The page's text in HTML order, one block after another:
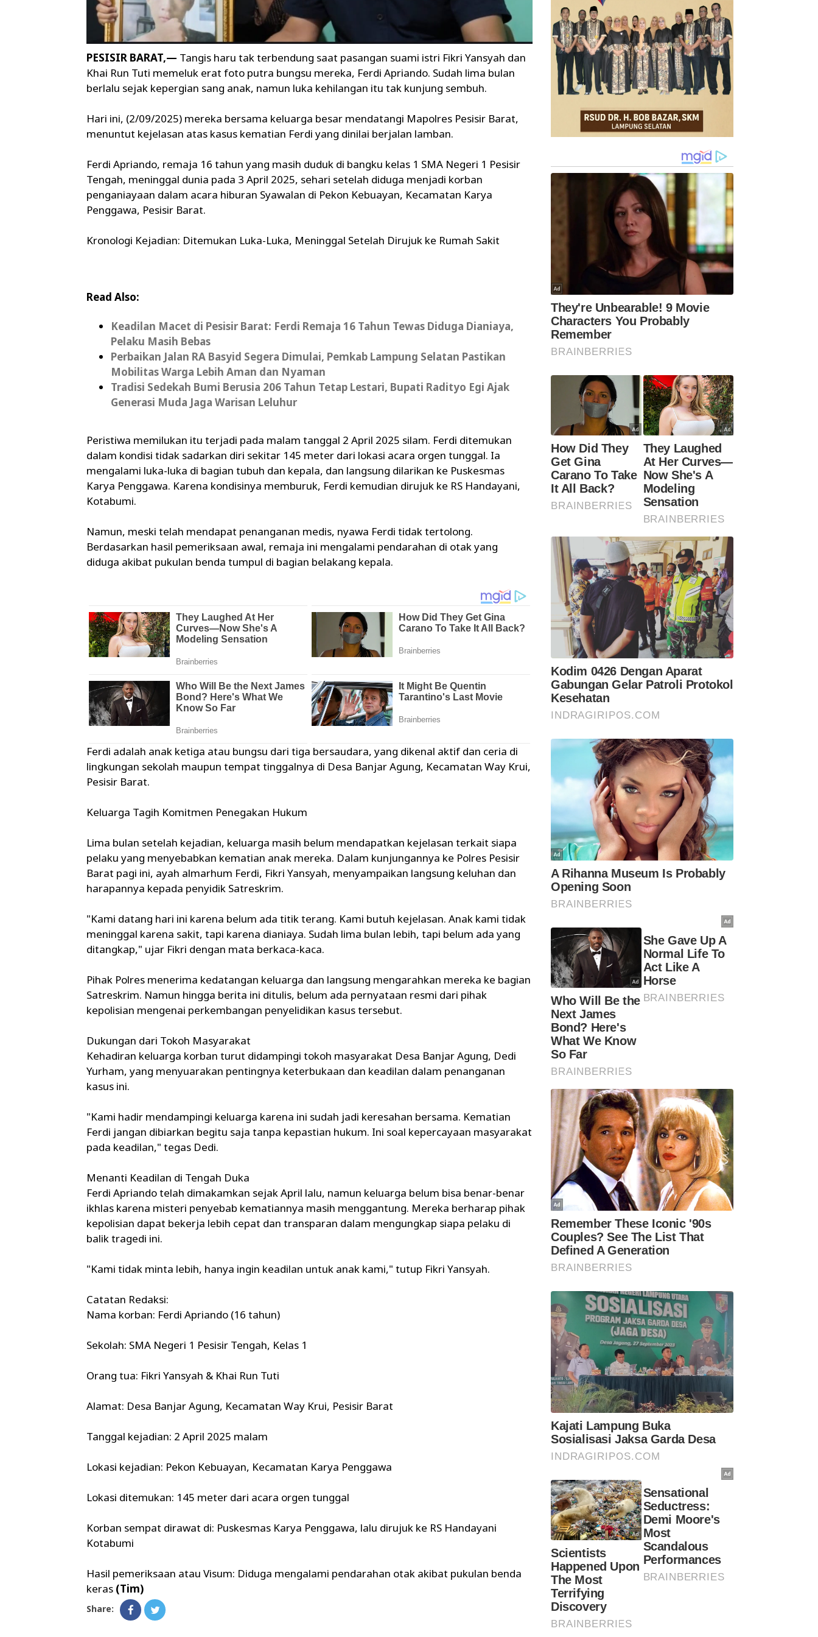
PESISIR BARAT,— Tangis haru tak terbendung saat pasangan suami istri Fikri Yansyah dan
Khai Run Tuti memeluk erat foto putra bungsu mereka, Ferdi Apriando. Sudah lima bulan
berlalu sejak kepergian sang anak, namun luka kehilangan itu tak kunjung sembuh.
Hari ini, (2/09/2025) mereka bersama keluarga besar mendatangi Mapolres Pesisir Barat,
menuntut kejelasan atas kasus kematian Ferdi yang dinilai berjalan lamban.
Ferdi Apriando, remaja 16 tahun yang masih duduk di bangku kelas 1 SMA Negeri 1 Pesisir
Tengah, meninggal dunia pada 3 April 2025, sehari setelah diduga menjadi korban
penganiayaan dalam acara hiburan Syawalan di Pekon Kebuayan, Kecamatan Karya
Penggawa, Pesisir Barat.
Kronologi Kejadian: Ditemukan Luka-Luka, Meninggal Setelah Dirujuk ke Rumah Sakit
Read Also:
Keadilan Macet di Pesisir Barat: Ferdi Remaja 16 Tahun Tewas Diduga Dianiaya,
Pelaku Masih Bebas
Perbaikan Jalan RA Basyid Segera Dimulai, Pemkab Lampung Selatan Pastikan
Mobilitas Warga Lebih Aman dan Nyaman
Tradisi Sedekah Bumi Berusia 206 Tahun Tetap Lestari, Bupati Radityo Egi Ajak
Generasi Muda Jaga Warisan Leluhur
Peristiwa memilukan itu terjadi pada malam tanggal 2 April 2025 silam. Ferdi ditemukan
dalam kondisi tidak sadarkan diri sekitar 145 meter dari lokasi acara orgen tunggal. Ia
mengalami luka-luka di bagian tubuh dan kepala, dan langsung dilarikan ke Puskesmas
Karya Penggawa. Karena kondisinya memburuk, Ferdi kemudian dirujuk ke RS Handayani,
Kotabumi.
Namun, meski telah mendapat penanganan medis, nyawa Ferdi tidak tertolong.
Berdasarkan hasil pemeriksaan awal, remaja ini mengalami pendarahan di otak yang
diduga akibat pukulan benda tumpul di bagian belakang kepala.
Ferdi adalah anak ketiga atau bungsu dari tiga bersaudara, yang dikenal aktif dan ceria di
lingkungan sekolah maupun tempat tinggalnya di Desa Banjar Agung, Kecamatan Way Krui,
Pesisir Barat.
Keluarga Tagih Komitmen Penegakan Hukum
Lima bulan setelah kejadian, keluarga masih belum mendapatkan kejelasan terkait siapa
pelaku yang menyebabkan kematian anak mereka. Dalam kunjungannya ke Polres Pesisir
Barat pagi ini, ayah almarhum Ferdi, Fikri Yansyah, menyampaikan langsung keluhan dan
harapannya kepada penyidik Satreskrim.
"Kami datang hari ini karena belum ada titik terang. Kami butuh kejelasan. Anak kami tidak
meninggal karena sakit, tapi karena dianiaya. Sudah lima bulan lebih, tapi belum ada yang
ditangkap," ujar Fikri dengan mata berkaca-kaca.
Pihak Polres menerima kedatangan keluarga dan langsung mengarahkan mereka ke bagian
Satreskrim. Namun hingga berita ini ditulis, belum ada pernyataan resmi dari pihak
kepolisian mengenai perkembangan penyelidikan kasus tersebut.
Dukungan dari Tokoh Masyarakat
Kehadiran keluarga korban turut didampingi tokoh masyarakat Desa Banjar Agung, Dedi
Yurham, yang menyuarakan pentingnya keterbukaan dan keadilan dalam penanganan
kasus ini.
"Kami hadir mendampingi keluarga karena ini sudah jadi keresahan bersama. Kematian
Ferdi jangan dibiarkan begitu saja tanpa kepastian hukum. Ini soal kepercayaan masyarakat
pada keadilan," tegas Dedi.
Menanti Keadilan di Tengah Duka
Ferdi Apriando telah dimakamkan sejak April lalu, namun keluarga belum bisa benar-benar
ikhlas karena misteri penyebab kematiannya masih menggantung. Mereka berharap pihak
kepolisian dapat bekerja lebih cepat dan transparan dalam mengungkap siapa pelaku di
balik tragedi ini.
"Kami tidak minta lebih, hanya ingin keadilan untuk anak kami," tutup Fikri Yansyah.
Catatan Redaksi:
Nama korban: Ferdi Apriando (16 tahun)
Sekolah: SMA Negeri 1 Pesisir Tengah, Kelas 1
Orang tua: Fikri Yansyah & Khai Run Tuti
Alamat: Desa Banjar Agung, Kecamatan Way Krui, Pesisir Barat
Tanggal kejadian: 2 April 2025 malam
Lokasi kejadian: Pekon Kebuayan, Kecamatan Karya Penggawa
Lokasi ditemukan: 145 meter dari acara orgen tunggal
Korban sempat dirawat di: Puskesmas Karya Penggawa, lalu dirujuk ke RS Handayani
Kotabumi
Hasil pemeriksaan atau Visum: Diduga mengalami pendarahan otak akibat pukulan benda
keras (Tim)
Share: